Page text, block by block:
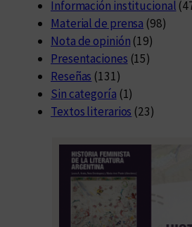
r
í
a
Información institucional
Material de prensa (98)
Nota de opinión (19)
Presentaciones (15)
Reseñas (131)
Sin categoría (1)
Textos literarios (23)